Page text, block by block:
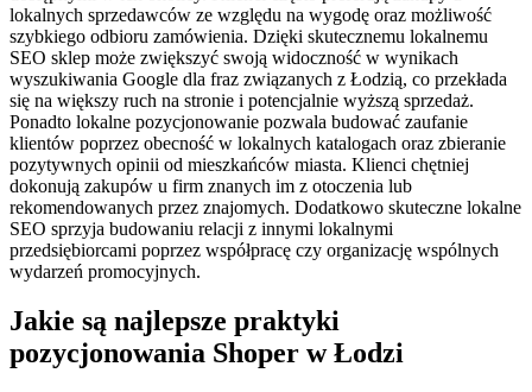
lokalnych sprzedawców ze względu na wygodę oraz możliwość
szybkiego odbioru zamówienia. Dzięki skutecznemu lokalnemu
SEO sklep może zwiększyć swoją widoczność w wynikach
wyszukiwania Google dla fraz związanych z Łodzią, co przekłada
się na większy ruch na stronie i potencjalnie wyższą sprzedaż.
Ponadto lokalne pozycjonowanie pozwala budować zaufanie
klientów poprzez obecność w lokalnych katalogach oraz zbieranie
pozytywnych opinii od mieszkańców miasta. Klienci chętniej
dokonują zakupów u firm znanych im z otoczenia lub
rekomendowanych przez znajomych. Dodatkowo skuteczne lokalne
SEO sprzyja budowaniu relacji z innymi lokalnymi
przedsiębiorcami poprzez współpracę czy organizację wspólnych
wydarzeń promocyjnych.
Jakie są najlepsze praktyki
pozycjonowania Shoper w Łodzi